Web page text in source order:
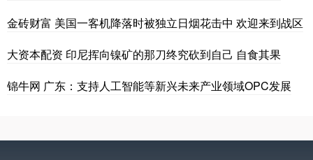
金砖财富 美国一客机降落时被独立日烟花击中 欢迎来到战区
大资本配资 印尼挥向镍矿的那刀终究砍到自己 自食其果
锦牛网 广东：支持人工智能等新兴未来产业领域OPC发展